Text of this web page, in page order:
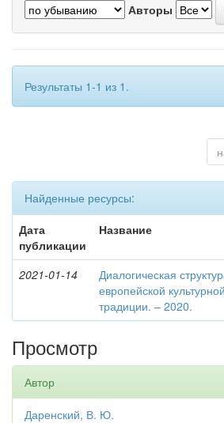
Авторы
Результаты 1-1 из 1.
Найденные ресурсы:
Дата
публикации
Название
2021-01-14
Диалогическая
европейской культурной
традиции. – 2020.
Просмотр
Автор
Даренский, В. Ю.